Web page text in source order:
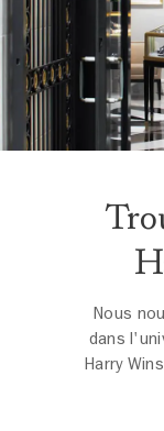
Nous
dans
Harry